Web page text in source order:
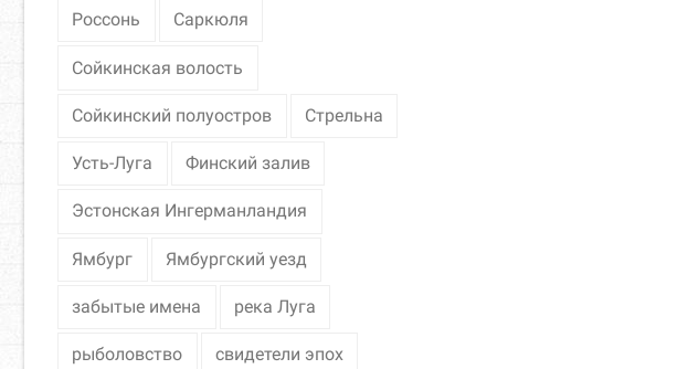
Россонь Саркюля
Сойкинская волость
Сойкинский полуостров Стрельна
Усть-Луга Финский залив
Эстонская Ингерманландия
Ямбург Ямбургский уезд
забытые имена река Луга
рыболовство свидетели эпох